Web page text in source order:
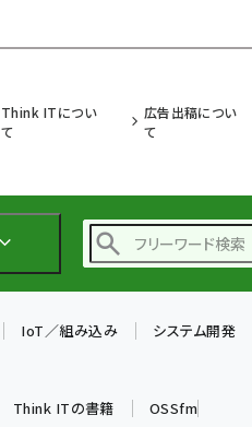
Think ITについ
て
広告出稿につい
て
仲間と築い
IoT／組み込み システム開発
Think ITの書籍 OSSfm